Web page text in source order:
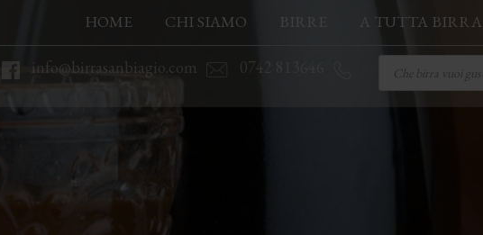
HOME CHI SIAMO BIRRE A TUTTA BIRRA
info@birrasanbiagio.com 0742 813646 search